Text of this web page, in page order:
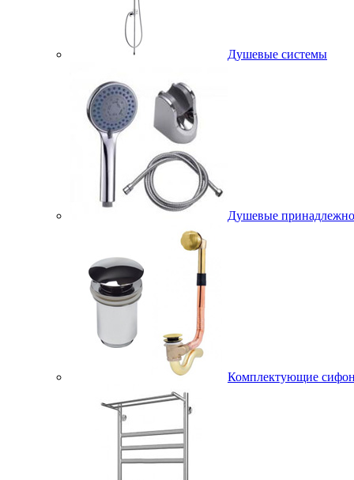
Душевые системы
Душевые
Комплектующие